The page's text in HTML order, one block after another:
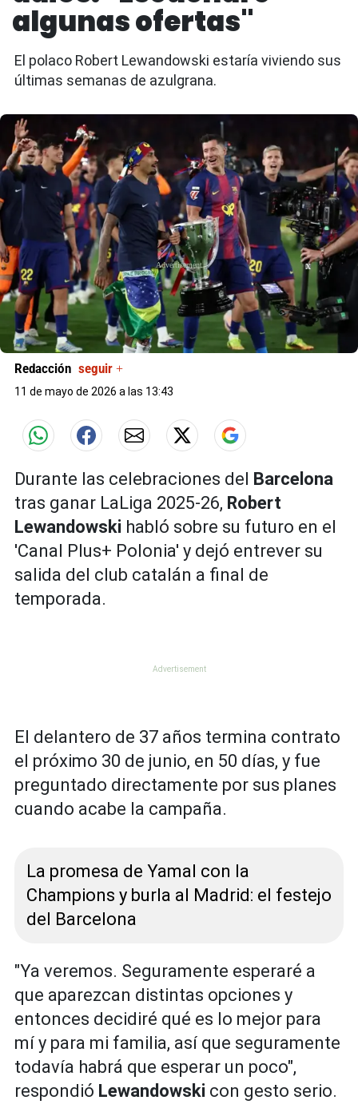
algunas ofertas"
El polaco Robert Lewandowski estaría viviendo sus
últimas semanas de azulgrana.
X
Redacción seguir +
11 de mayo de 2026 a las 13:43
Durante las celebraciones del Barcelona
tras ganar LaLiga 2025-26, Robert
Lewandowski habló sobre su futuro en el
'Canal Plus+ Polonia' y dejó entrever su
salida del club catalán a final de
temporada.
El delantero de 37 años termina contrato
el próximo 30 de junio, en 50 días, y fue
preguntado directamente por sus planes
cuando acabe la campaña.
La promesa de Yamal con la
Champions y burla al Madrid: el festejo
del Barcelona
"Ya veremos. Seguramente esperaré a
que aparezcan distintas opciones y
entonces decidiré qué es lo mejor para
mí y para mi familia, así que seguramente
todavía habrá que esperar un poco",
respondió Lewandowski con gesto serio.